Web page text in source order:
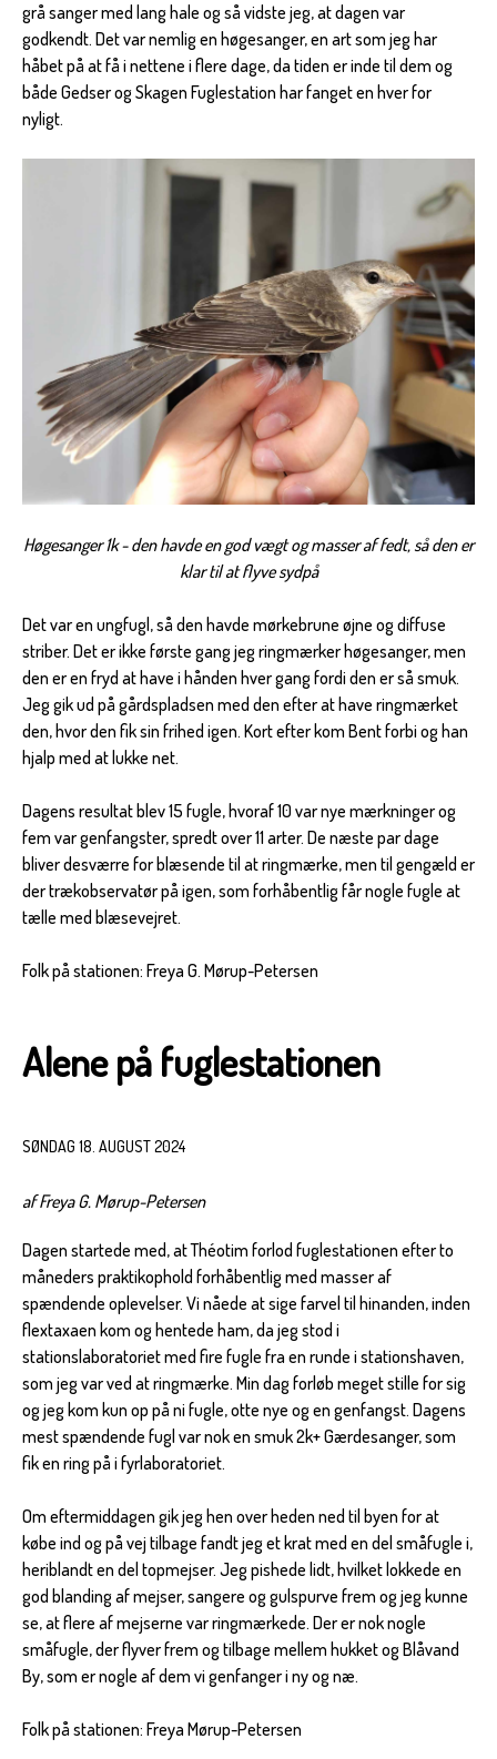
grå sanger med lang hale og så vidste jeg, at dagen var
godkendt. Det var nemlig en høgesanger, en art som jeg har
håbet på at få i nettene i flere dage, da tiden er inde til dem og
både Gedser og Skagen Fuglestation har fanget en hver for
nyligt.
Høgesanger 1k - den havde en god vægt og masser af fedt, så den er
klar til at flyve sydpå
Det var en ungfugl, så den havde mørkebrune øjne og diffuse
striber. Det er ikke første gang jeg ringmærker høgesanger, men
den er en fryd at have i hånden hver gang fordi den er så smuk.
Jeg gik ud på gårdspladsen med den efter at have ringmærket
den, hvor den fik sin frihed igen. Kort efter kom Bent forbi og han
hjalp med at lukke net.
Dagens resultat blev 15 fugle, hvoraf 10 var nye mærkninger og
fem var genfangster, spredt over 11 arter. De næste par dage
bliver desværre for blæsende til at ringmærke, men til gengæld er
der trækobservatør på igen, som forhåbentlig får nogle fugle at
tælle med blæsevejret.
Folk på stationen: Freya G. Mørup-Petersen
Alene på fuglestationen
SØNDAG 18. AUGUST 2024
af Freya G. Mørup-Petersen
Dagen startede med, at Théotim forlod fuglestationen efter to
måneders praktikophold forhåbentlig med masser af
spændende oplevelser. Vi nåede at sige farvel til hinanden, inden
flextaxaen kom og hentede ham, da jeg stod i
stationslaboratoriet med fire fugle fra en runde i stationshaven,
som jeg var ved at ringmærke. Min dag forløb meget stille for sig
og jeg kom kun op på ni fugle, otte nye og en genfangst. Dagens
mest spændende fugl var nok en smuk 2k+ Gærdesanger, som
fik en ring på i fyrlaboratoriet.
Om eftermiddagen gik jeg hen over heden ned til byen for at
købe ind og på vej tilbage fandt jeg et krat med en del småfugle i,
heriblandt en del topmejser. Jeg pishede lidt, hvilket lokkede en
god blanding af mejser, sangere og gulspurve frem og jeg kunne
se, at flere af mejserne var ringmærkede. Der er nok nogle
småfugle, der flyver frem og tilbage mellem hukket og Blåvand
By, som er nogle af dem vi genfanger i ny og næ.
Folk på stationen: Freya Mørup-Petersen